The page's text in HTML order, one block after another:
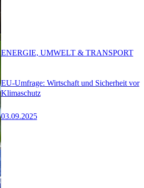
EU-Umfrage: Wirtschaft und Sicherheit vor
Klimaschutz
03.09.2025
ENERGIE, UMWELT & TRANSPORT